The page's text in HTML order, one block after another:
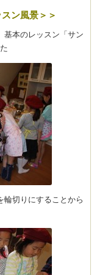
ン風景＞＞
基本のレッスン「サン
輪切りにすることから